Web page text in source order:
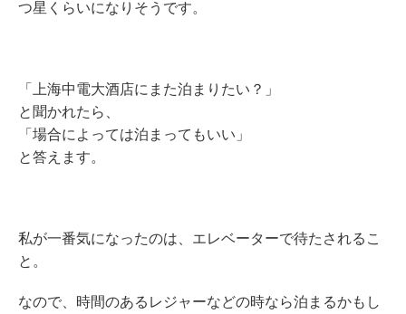
つ星くらいになりそうです。
「上海中電大酒店にまた泊まりたい？」
と聞かれたら、
「場合によっては泊まってもいい」
と答えます。
私が一番気になったのは、エレベーターで待たされるこ
と。
なので、時間のあるレジャーなどの時なら泊まるかもし